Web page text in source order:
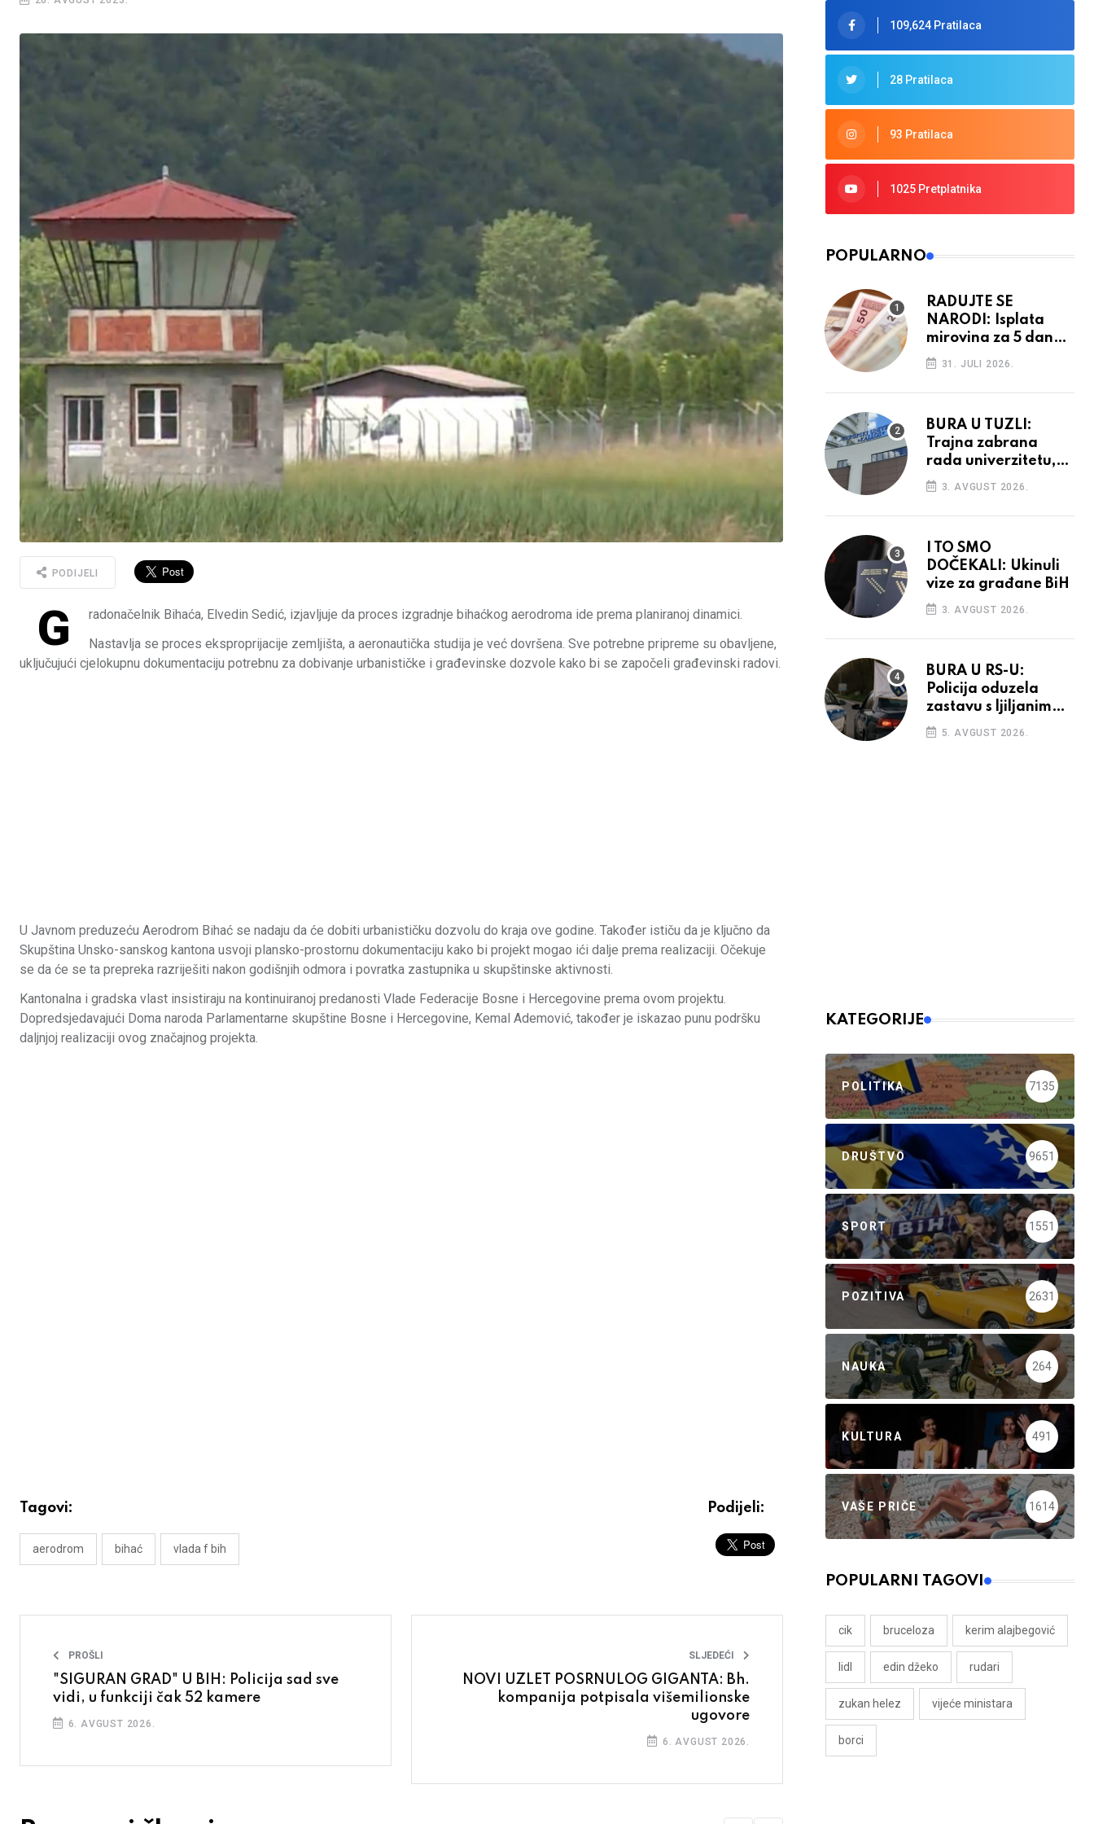
PODIJELI
G
radonačelnik Bihaća, Elvedin Sedić, izjavljuje da proces izgradnje bihaćkog aerodroma ide prema planiranoj dinamici.
Nastavlja se proces eksproprijacije zemljišta, a aeronautička studija je već dovršena. Sve potrebne pripreme su obavljene,
uključujući cjelokupnu dokumentaciju potrebnu za dobivanje urbanističke i građevinske dozvole kako bi se započeli građevinski radovi.
U Javnom preduzeću Aerodrom Bihać se nadaju da će dobiti urbanističku dozvolu do kraja ove godine. Također ističu da je ključno da
Skupština Unsko-sanskog kantona usvoji plansko-prostornu dokumentaciju kako bi projekt mogao ići dalje prema realizaciji. Očekuje
se da će se ta prepreka razriješiti nakon godišnjih odmora i povratka zastupnika u skupštinske aktivnosti.
Kantonalna i gradska vlast insistiraju na kontinuiranoj predanosti Vlade Federacije Bosne i Hercegovine prema ovom projektu.
Dopredsjedavajući Doma naroda Parlamentarne skupštine Bosne i Hercegovine, Kemal Ademović, također je iskazao punu podršku
daljnjoj realizaciji ovog značajnog projekta.
Tagovi:
aerodrom bihać vlada f bih
Podijeli:
PROŠLI
"SIGURAN GRAD" U BIH: Policija sad sve
vidi, u funkciji čak 52 kamere
6. AVGUST 2026.
SLJEDEĆI
NOVI UZLET POSRNULOG GIGANTA: Bh.
kompanija potpisala višemilionske
ugovore
6. AVGUST 2026.
109,624 Pratilaca
28 Pratilaca
93 Pratilaca
1025 Pretplatnika
POPULARNO
RADUJTE SE
NARODI: Isplata
mirovina za 5 dana,
retroaktivna
povećanja
31. JULI 2026.
BURA U TUZLI:
Trajna zabrana
rada univerzitetu,
provedba sudskih
odluka
3. AVGUST 2026.
I TO SMO
DOČEKALI: Ukinuli
vize za građane BiH
3. AVGUST 2026.
BURA U RS-U:
Policija oduzela
zastavu s ljiljanima,
uručila prekršajni
nalog
5. AVGUST 2026.
KATEGORIJE
POLITIKA 7135
DRUŠTVO 9651
SPORT 1551
POZITIVA 2631
NAUKA 264
KULTURA 491
VAŠE PRIČE 1614
POPULARNI TAGOVI
cik bruceloza kerim alajbegović
lidl edin džeko rudari
zukan helez vijeće ministara
borci